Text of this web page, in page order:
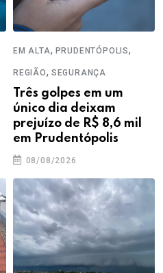
EM ALTA, PRUDENTÓPOLIS,
REGIÃO, SEGURANÇA
Três golpes em um
único dia deixam
prejuízo de R$ 8,6 mil
em Prudentópolis
08/08/2026